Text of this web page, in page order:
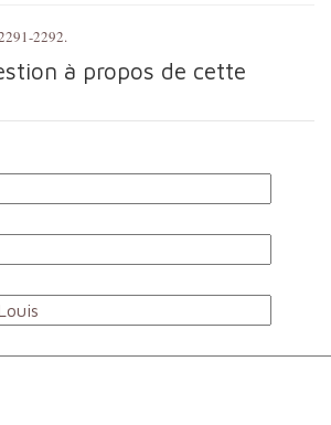
2292.
à propos de cette